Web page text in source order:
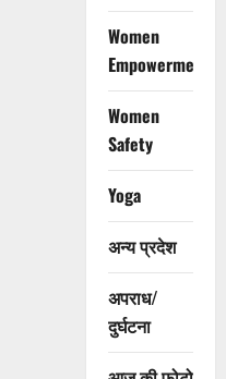
Women
Empowerment
Women
Safety
Yoga
अन्य प्रदेश
अपराध/
दुर्घटना